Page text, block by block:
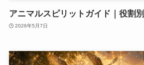
アニマルスピリットガイド｜役割
2026年5月7日